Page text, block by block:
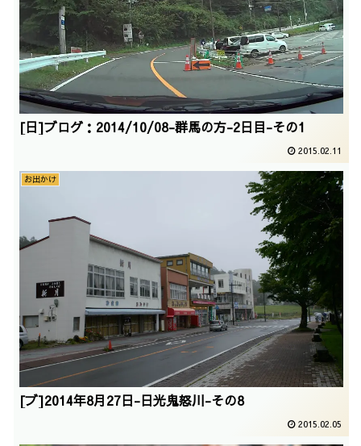
[日]ブログ：2014/10/08-群馬の方-2日目-その1
2015.02.11
お出かけ
[ブ]2014年8月27日-日光鬼怒川-その8
2015.02.05